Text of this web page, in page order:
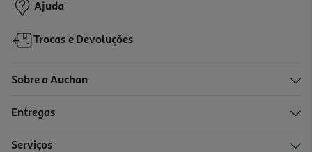
Ajuda
Trocas e Devoluções
Sobre a Auchan
Entregas
Serviços